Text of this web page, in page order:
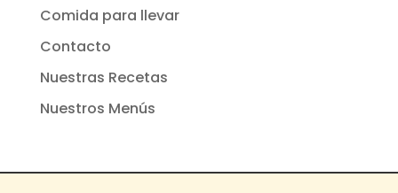
Comida para llevar
Contacto
Nuestras Recetas
Nuestros Menús